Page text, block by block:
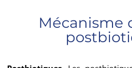
Mécanisme